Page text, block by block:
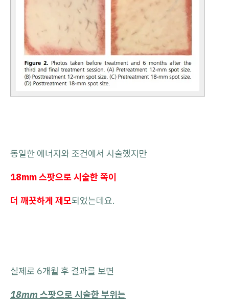
동일한 에너지와 조건에서 시술했지만
18mm 스팟으로 시술한 쪽이
더 깨끗하게 제모되었는데요.
실제로 6개월 후 결과를 보면
18mm 스팟으로 시술한 부위는